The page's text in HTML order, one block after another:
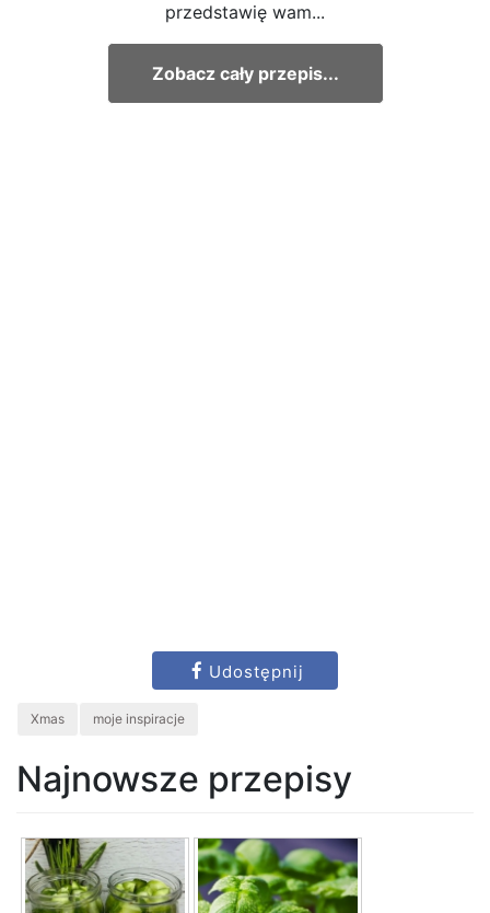
przedstawię wam...
Zobacz cały przepis...
Udostępnij
Xmas moje inspiracje
Najnowsze przepisy